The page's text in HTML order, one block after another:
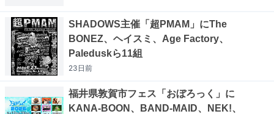
SHADOWS主催「超PMAM」にThe
BONEZ、ヘイスミ、Age Factory、
Paleduskら11組
23日前
福井県敦賀市フェス「おぼろっく」に
KANA-BOON、BAND-MAID、NEK!、